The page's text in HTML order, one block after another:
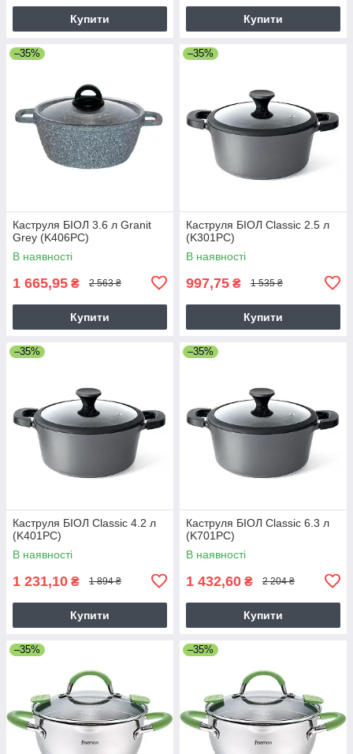
Купити Купити
–35%
Каструля БІОЛ 3.6 л Granit
Grey (K406PC)
В наявності
1 665,95 ₴ 2 563 ₴
Купити
–35%
Каструля БІОЛ Classic 2.5 л
(K301PC)
В наявності
997,75 ₴ 1 535 ₴
Купити
–35%
Каструля БІОЛ Classic 4.2 л
(K401PC)
В наявності
1 231,10 ₴ 1 894 ₴
Купити
–35%
Каструля БІОЛ Classic 6.3 л
(K701PC)
В наявності
1 432,60 ₴ 2 204 ₴
Купити
–35% –35%